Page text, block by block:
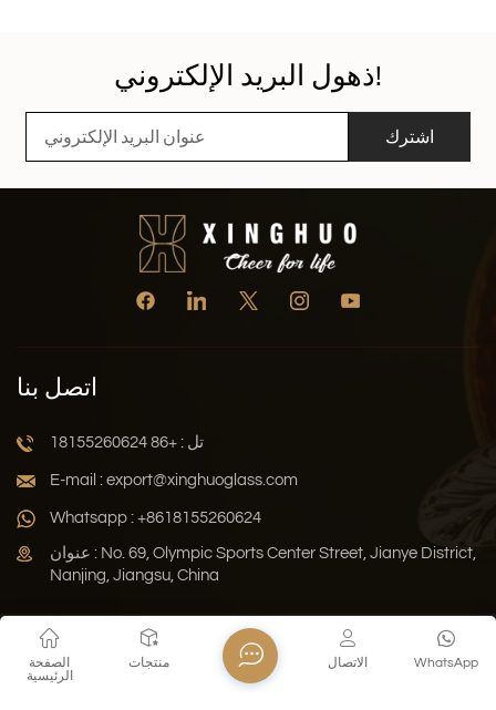
ذهول البريد الإلكتروني!
اشترك
اتصل بنا
تل : +86 18155260624
E-mail : export@xinghuoglass.com
Whatsapp : +8618155260624
عنوان : No. 69, Olympic Sports Center Street, Jianye District,
Nanjing, Jiangsu, China
Xml سياسة الخصوصية المدونة
خريطة الموقع
حقوق النشر © 2026 Jiangsu Xinghuo Technology Co., Ltd. جميع
الصفحة
الرئيسية
منتجات WhatsApp الاتصال